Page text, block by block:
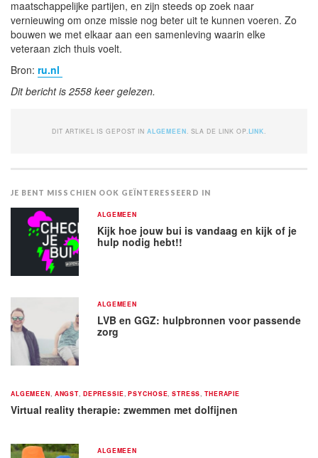
maatschappelijke partijen, en zijn steeds op zoek naar
vernieuwing om onze missie nog beter uit te kunnen voeren. Zo
bouwen we met elkaar aan een samenleving waarin elke
veteraan zich thuis voelt.
Bron: ru.nl
Dit bericht is 2558 keer gelezen.
DIT ARTIKEL IS GEPOST IN ALGEMEEN . SLA DE LINK OP. LINK
JE BENT MISSCHIEN OOK GEÏNTERESSEERD IN
ALGEMEEN
Kijk hoe jouw bui is vandaag en kijk of je
hulp nodig hebt!!
ALGEMEEN
LVB en GGZ: hulpbronnen voor passende
zorg
ALGEMEEN ANGST DEPRESSIE ,PSYCHOSE ,STRESS ,THERAPIE
Virtual reality therapie: zwemmen met dolfijnen
ALGEMEEN